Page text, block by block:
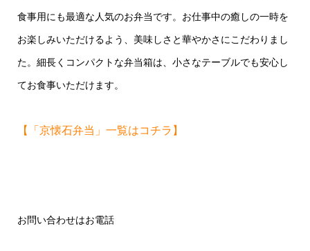
食事用にも最適な人気のお弁当です。お仕事中の癒しの一時を
お楽しみいただけるよう、美味しさと華やかさにこだわりまし
た。細長くコンパクトな弁当箱は、小さなテーブルでも安心し
てお食事いただけます。
【「京懐石弁当」一覧はコチラ】
お問い合わせはお電話